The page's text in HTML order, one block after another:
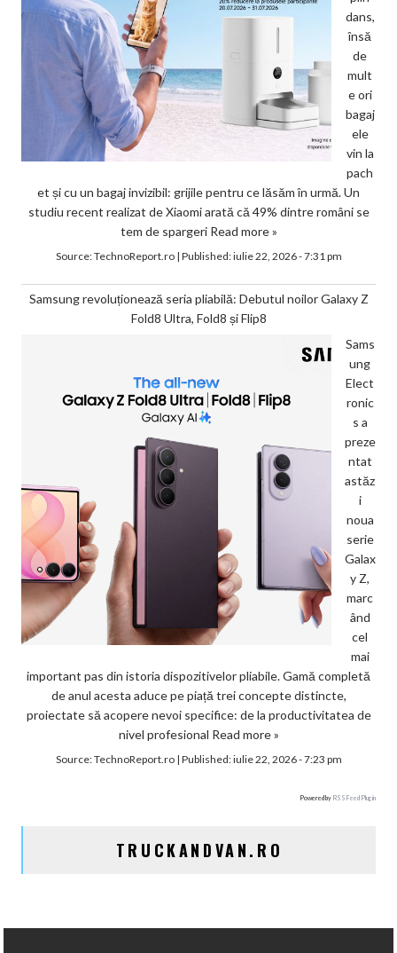
dans,
însă
de
mult
e ori
bagaj
ele
vin la
pach
et și cu un bagaj invizibil: grijile pentru ce lăsăm în urmă. Un
studiu recent realizat de Xiaomi arată că 49% dintre români se
tem de spargeri Read more »
Source:TechnoReport.ro| Published:iulie 22, 2026 - 7:31 pm
Samsung revoluționează seria pliabilă: Debutul noilor Galaxy Z
Fold8 Ultra, Fold8 și Flip8
Sams
ung
Elect
ronic
s a
preze
ntat
astăz
i
noua
serie
Galax
y Z,
marc
ând
cel
mai
important pas din istoria dispozitivelor pliabile. Gamă completă
de anul acesta aduce pe piață trei concepte distincte,
proiectate să acopere nevoi specifice: de la productivitatea de
nivel profesional Read more »
Source:TechnoReport.ro| Published:iulie 22, 2026 - 7:23 pm
Powered by RSS Feed Plugin
TRUCKANDVAN.RO